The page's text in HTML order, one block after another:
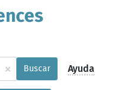
× Buscar Ayuda